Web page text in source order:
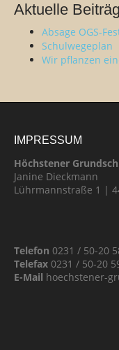
Aktuelle
Absage OGS-
Schulwegeplan
Wir pflanzen
IMPRESSUM
Höchstener
Janine Dieckmann
Lührmannstraße 1 |
Telefon 0231 / 50-20
Telefax 0231 / 50-20
E-Mail hoechstener-